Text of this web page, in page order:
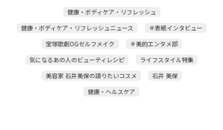
健康・ボディケア・リフレッシュ
健康・ボディケア・リフレッシュニュース
＃表紙インタビュー
宝塚歌劇OGセルフメイク
＃美的エンタメ部
気になるあの人のビューティレシピ
ライフスタイル特集
美容家 石井美保の語りたいコスメ
石井 美保
健康・ヘルスケア